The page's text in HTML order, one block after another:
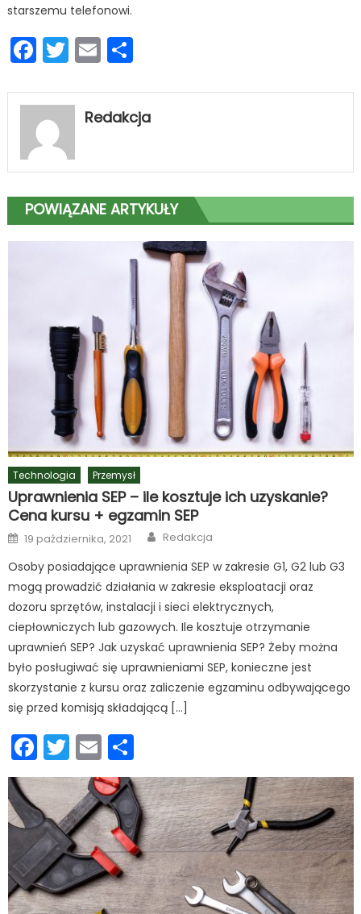
starszemu telefonowi.
Facebook
Twitter
EmailPodziel
Redakcja
POWIĄZANE ARTYKUŁY
Technologia Przemysł
Uprawnienia SEP – ile kosztuje ich uzyskanie?
Cena kursu + egzamin SEP
Posted
on
19 października, 2021 Author
Redakcja
Osoby posiadające uprawnienia SEP w zakresie G1, G2 lub G3
mogą prowadzić działania w zakresie eksploatacji oraz
dozoru sprzętów, instalacji i sieci elektrycznych,
ciepłowniczych lub gazowych. Ile kosztuje otrzymanie
uprawnień SEP? Jak uzyskać uprawnienia SEP? Żeby można
było posługiwać się uprawnieniami SEP, konieczne jest
skorzystanie z kursu oraz zaliczenie egzaminu odbywającego
się przed komisją składającą […]
Facebook
Twitter
Email
się